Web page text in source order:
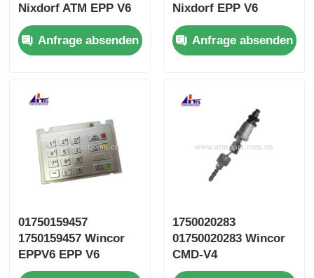
Nixdorf ATM EPP V6
Russische Tastatur
Anfrage absenden
Nixdorf EPP V6
Englische Tastatur
EPPV6Anfrage absenden
01750159457
1750159457 Wincor
EPPV6 EPP V6
Tastatur Tastatur
1750020283
01750020283 Wincor
CMD-V4
Kassettenschloss-